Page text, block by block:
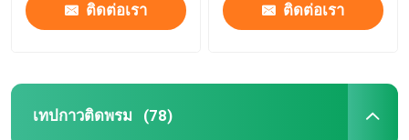
ติดต่อเรา ติดต่อเรา
เทปกาวติดพรม (78)